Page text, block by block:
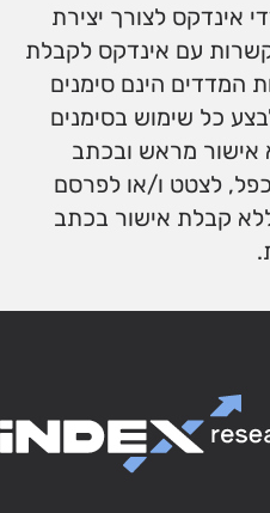
אינדקס לצורך יצירת
עם אינדקס לקבלת
המדדים הינם סימנים
כל שימוש בסימנים
אישור מראש ובכתב
לצטט ו/או לפרסם
קבלת אישור בכתב